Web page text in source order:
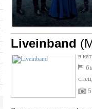
Liveinband
в
5